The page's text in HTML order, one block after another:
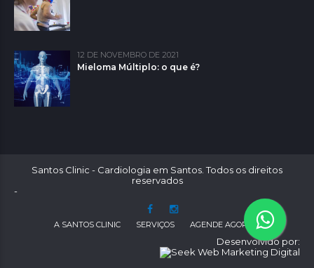
12 DE NOVEMBRO DE 2021
Mieloma Múltiplo: o que é?
Santos Clinic - Cardiologia em Santos. Todos os direitos
reservados
-
A SANTOS CLINIC SERVIÇOS AGENDE AGORA
Desenvolvido por: